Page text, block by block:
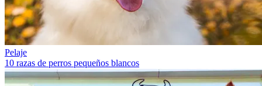
Pelaje
10 razas de perros pequeños blancos